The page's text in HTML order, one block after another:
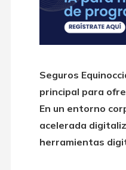
Seguros
principal para
En un entorno
acelerada
herramientas